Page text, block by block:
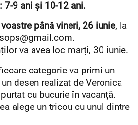
7-9 ani și 10-12 ani.
până vineri, 26 iunie, la
va avea loc marți, 30 iunie.
categorie va primi un
desen realizat de Veronica
cu bucurie în vacanță.
alege un tricou cu unul dintre